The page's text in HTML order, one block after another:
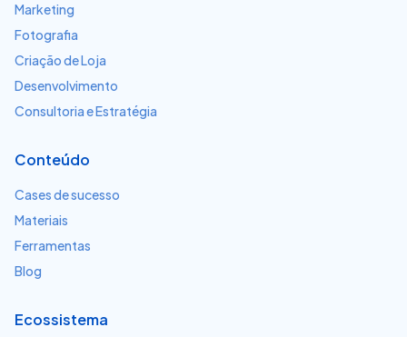
Marketing
Fotografia
Criação de Loja
Desenvolvimento
Consultoria e Estratégia
Conteúdo
Cases de sucesso
Materiais
Ferramentas
Blog
Ecossistema